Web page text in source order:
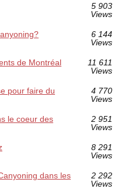
5 903
Views
6 144
Views
de Montréal
11 611
Views
pour faire du
4 770
Views
le coeur des
2 951
Views
8 291
Views
dans les
2 292
Views